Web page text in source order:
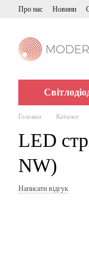
Перейти до
Про нас Новини
Головна Каталог
LED
NW)
Написати відгук